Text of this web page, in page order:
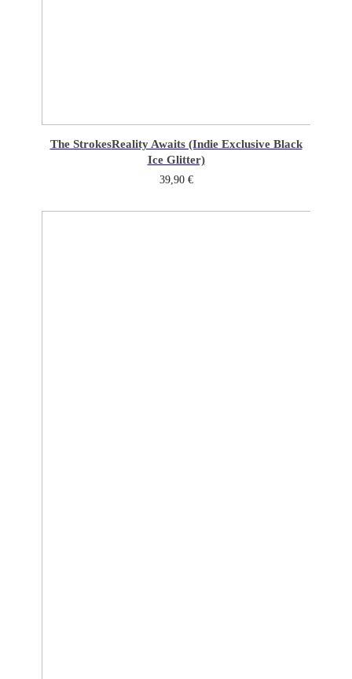
The StrokesReality Awaits (Indie Exclusive Black
Ice Glitter)
39,90 €